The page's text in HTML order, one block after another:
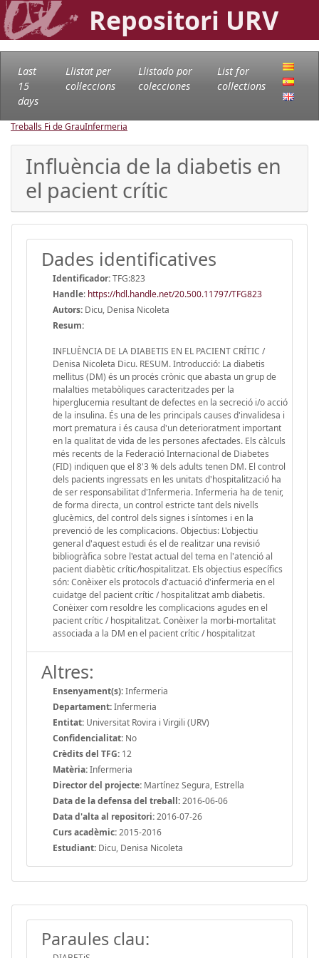
Repositori URV
Last
15
days
Llistat per
col·leccions
Llistado por
colecciones
List for
collections
Treballs Fi de GrauInfermeria
Influència de la diabetis en
el pacient crític
Dades identificatives
Identificador:TFG:823
Handle: https://hdl.handle.net/20.500.11797/TFG823
Autors: Dicu, Denisa Nicoleta
Resum:
INFLUÈNCIA DE LA DIABETIS EN EL PACIENT CRÍTIC /
Denisa Nicoleta Dicu. RESUM. Introducció: La diabetis
mellitus (DM) és un procés crònic que abasta un grup de
malalties metabòliques caracteritzades per la
hiperglucemia resultant de defectes en la secreció i/o acció
de la insulina. És una de les principals causes d'invalidesa i
mort prematura i és causa d'un deterioratment important
en la qualitat de vida de les persones afectades. Els càlculs
més recents de la Federació Internacional de Diabetes
(FID) indiquen que el 8'3 % dels adults tenen DM. El control
dels pacients ingressats en les unitats d'hospitalització ha
de ser responsabilitat d'Infermeria. Infermeria ha de tenir,
de forma directa, un control estricte tant dels nivells
glucèmics, del control dels signes i síntomes i en la
prevenció de les complicacions. Objectius: L'objectiu
general d'aquest estudi és el de realitzar una revisió
bibliogràfica sobre l'estat actual del tema en l'atenció al
pacient diabètic crític/hospitalitzat. Els objectius específics
són: Conèixer els protocols d'actuació d'infermeria en el
cuidatge del pacient crític / hospitalitzat amb diabetis.
Conèixer com resoldre les complicacions agudes en el
pacient crític / hospitalitzat. Conèixer la morbi-mortalitat
associada a la DM en el pacient crític / hospitalitzat
Altres:
Ensenyament(s):Infermeria
Departament:Infermeria
Entitat: Universitat Rovira i Virgili (URV)
Confidencialitat: No
Crèdits del TFG: 12
Matèria:Infermeria
Director del projecte: Martínez Segura, Estrella
Data de la defensa del treball:2016-06-06
Data d'alta al repositori:2016-07-26
Curs acadèmic:2015-2016
Estudiant: Dicu, Denisa Nicoleta
Paraules clau: